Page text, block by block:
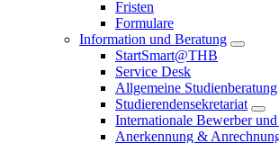
Fristen
Formulare
Information und Beratung
StartSmart@THB
Service Desk
Allgemeine Studienberatung
Studierendensekretariat
Internationale Bewerber
Anerkennung &